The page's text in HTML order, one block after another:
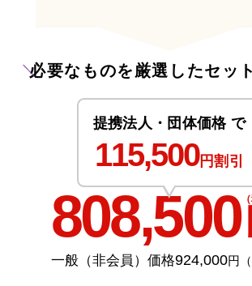
必要なものを厳選したセッ
提携法人・団体価格 で
115,500円割引
808,500
一般（非会員）価格924,000円（